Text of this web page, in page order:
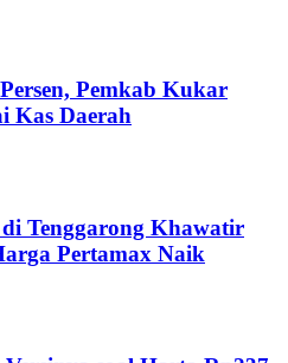
Pemkab Kukar
Kas Daerah
Tenggarong Khawatir
Pertamax Naik